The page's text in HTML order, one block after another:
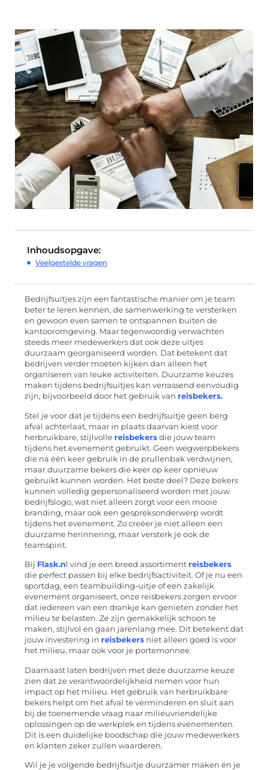
Inhoudsopgave:
Veelgestelde vragen
Bedrijfsuitjes zijn een fantastische manier om je team
beter te leren kennen, de samenwerking te versterken
en gewoon even samen te ontspannen buiten de
kantooromgeving. Maar tegenwoordig verwachten
steeds meer medewerkers dat ook deze uitjes
duurzaam georganiseerd worden. Dat betekent dat
bedrijven verder moeten kijken dan alleen het
organiseren van leuke activiteiten. Duurzame keuzes
maken tijdens bedrijfsuitjes kan verrassend eenvoudig
zijn, bijvoorbeeld door het gebruik van reisbekers.
Stel je voor dat je tijdens een bedrijfsuitje geen berg
afval achterlaat, maar in plaats daarvan kiest voor
herbruikbare, stijlvolle reisbekers die jouw team
tijdens het evenement gebruikt. Geen wegwerpbekers
die na één keer gebruik in de prullenbak verdwijnen,
maar duurzame bekers die keer op keer opnieuw
gebruikt kunnen worden. Het beste deel? Deze bekers
kunnen volledig gepersonaliseerd worden met jouw
bedrijfslogo, wat niet alleen zorgt voor een mooie
branding, maar ook een gespreksonderwerp wordt
tijdens het evenement. Zo creëer je niet alleen een
duurzame herinnering, maar versterk je ook de
teamspirit.
Bij Flask.nl vind je een breed assortiment reisbekers
die perfect passen bij elke bedrijfsactiviteit. Of je nu een
sportdag, een teambuilding-uitje of een zakelijk
evenement organiseert, onze reisbekers zorgen ervoor
dat iedereen van een drankje kan genieten zonder het
milieu te belasten. Ze zijn gemakkelijk schoon te
maken, stijlvol en gaan jarenlang mee. Dit betekent dat
jouw investering in reisbekers niet alleen goed is voor
het milieu, maar ook voor je portemonnee.
Daarnaast laten bedrijven met deze duurzame keuze
zien dat ze verantwoordelijkheid nemen voor hun
impact op het milieu. Het gebruik van herbruikbare
bekers helpt om het afval te verminderen en sluit aan
bij de toenemende vraag naar milieuvriendelijke
oplossingen op de werkplek en tijdens evenementen.
Dit is een duidelijke boodschap die jouw medewerkers
en klanten zeker zullen waarderen.
Wil je je volgende bedrijfsuitje duurzamer maken én je